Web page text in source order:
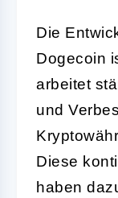
Die
Dogecoin
arbeitet
und
Diese
haben